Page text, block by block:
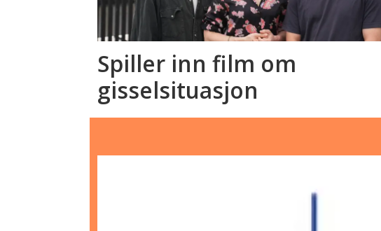
Spiller inn film om
gisselsituasjon